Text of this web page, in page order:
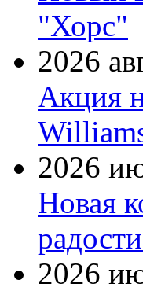
"Хорс"
2026
Акция
2026
Новая
2026